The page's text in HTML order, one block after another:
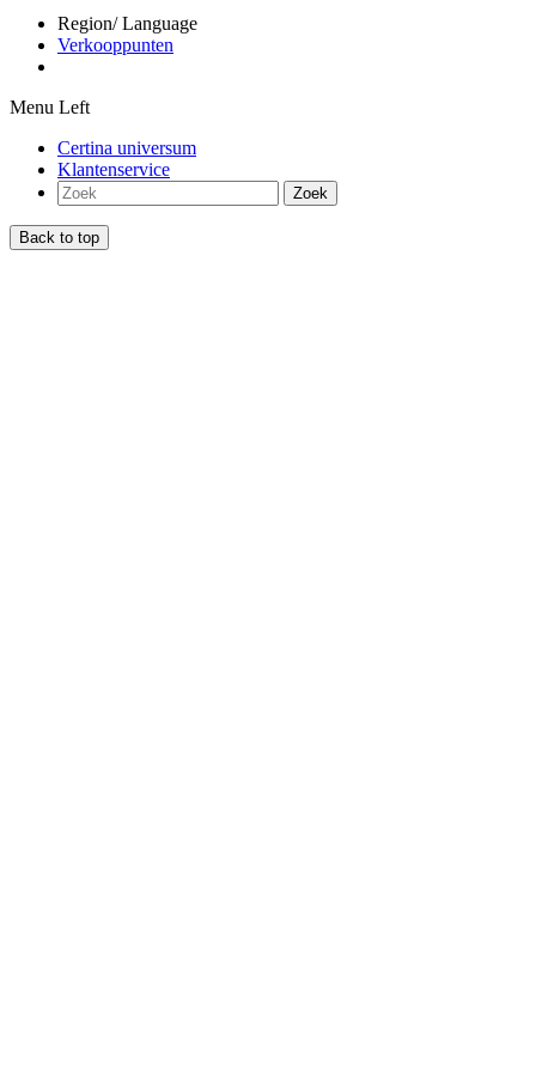
Region/ Language
Verkooppunten
Menu Left
Certina universum
Klantenservice
Zoek
Back to top